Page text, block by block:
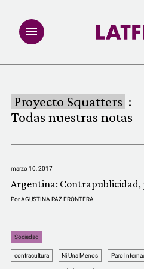
INVESTIGACIONES
MULTIMEDIA
PRODUCTOS
Proyecto Squatters :
Todas nuestras notas
marzo 10, 2017
Argentina:
PorAGUSTINA PAZ FRONTERA
Sociedad
contracultura Ni Una Menos Paro